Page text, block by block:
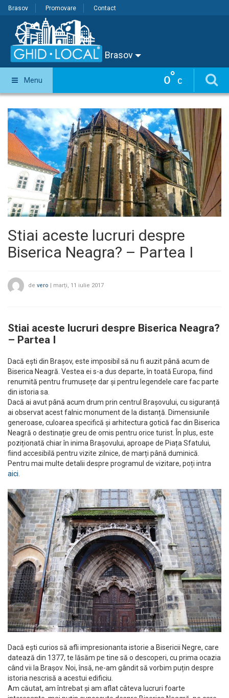
Brasov Promovare Contact
Brasov
0° C
Menu
Stiai aceste lucruri despre
Biserica Neagra? – Partea I
de vero | marți, 11 iulie 2017
Stiai aceste lucruri despre Biserica Neagra?
– Partea I
Dacă ești din Brașov, este imposibil să nu fi auzit până acum de
Biserica Neagră. Vestea ei s-a dus departe, în toată Europa, fiind
renumită pentru frumusețe dar și pentru legendele care fac parte
din istoria sa.
Dacă ai avut până acum drum prin centrul Brașovului, cu siguranță
ai observat acest falnic monument de la distanță. Dimensiunile
generoase, culoarea specifică și arhitectura gotică fac din Biserica
Neagră o destinație greu de omis pentru orice turist. În plus, este
poziționată chiar în inima Brașovului, aproape de Piața Sfatului,
fiind accesibilă pentru vizite zilnice, de marți până duminică.
Pentru mai multe detalii despre programul de vizitare, poți intra
aici.
Dacă ești curios să afli impresionanta istorie a Bisericii Negre, care
datează din 1377, te lăsăm pe tine să o descoperi, cu prima ocazia
când vii la Brașov. Noi, însă, ne-am gândit să vorbim puțin despre
istoria nescrisă a acestui edificiu.
Am căutat, am întrebat și am aflat câteva lucruri foarte